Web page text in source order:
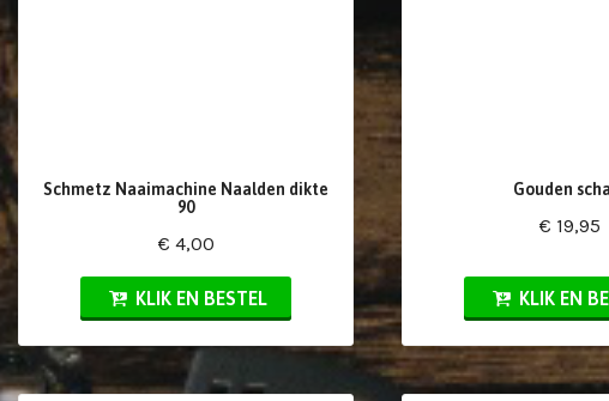
Schmetz Naaimachine Naalden dikte
90
€ 4,00
KLIK EN BESTEL
Gouden
€ 19,95
KLIK EN